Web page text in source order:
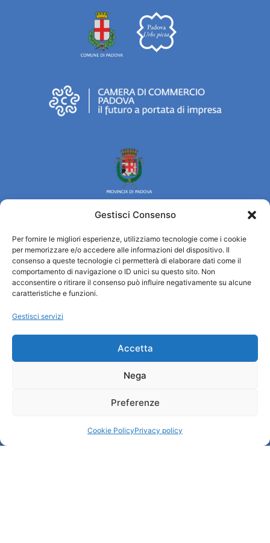
Gestisci Consenso
Per fornire le migliori esperienze, utilizziamo tecnologie come i cookie
per memorizzare e/o accedere alle informazioni del dispositivo. Il
consenso a queste tecnologie ci permetterà di elaborare dati come il
comportamento di navigazione o ID unici su questo sito. Non
acconsentire o ritirare il consenso può influire negativamente su alcune
caratteristiche e funzioni.
Gestisci servizi
Accetta
Nega
Preferenze
Cookie PolicyPrivacy policy
Turismo Padova
Chi siamo
Informazioni e Accoglienza Turistica/IAT
Cookie Policy
Amministrazione trasparente